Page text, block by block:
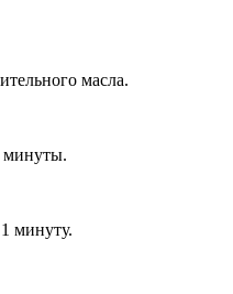
масла.
минуты.
минуту.